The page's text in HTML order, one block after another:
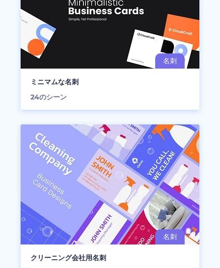
ミニマムな名刺
24のシーン
クリーニング会社用名刺